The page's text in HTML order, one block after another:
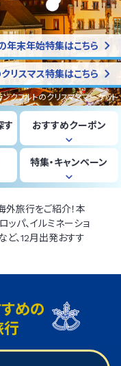
ンクフルトのクリスマスマーケット
年末年始特集はこちら
リスマス特集はこちら
す おすすめクーポン
特集・キャンペーン
外旅行をご紹介！本
ッパ、イルミネーショ
ど、12月出発おすす
めの
行